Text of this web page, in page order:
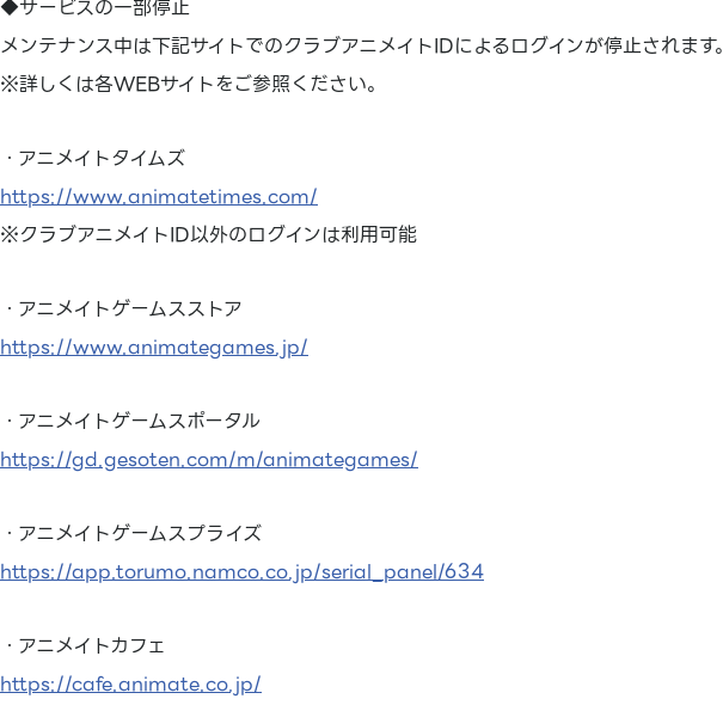
◆サービスの一部停止
メンテナンス中は下記サイトでのクラブアニメイトIDによるログインが停止されます。
※詳しくは各WEBサイトをご参照ください。
・アニメイトタイムズ
https://www.animatetimes.com/
※クラブアニメイトID以外のログインは利用可能
・アニメイトゲームスストア
https://www.animategames.jp/
・アニメイトゲームスポータル
https://gd.gesoten.com/m/animategames/
・アニメイトゲームスプライズ
https://app.torumo.namco.co.jp/serial_panel/634
・アニメイトカフェ
https://cafe.animate.co.jp/